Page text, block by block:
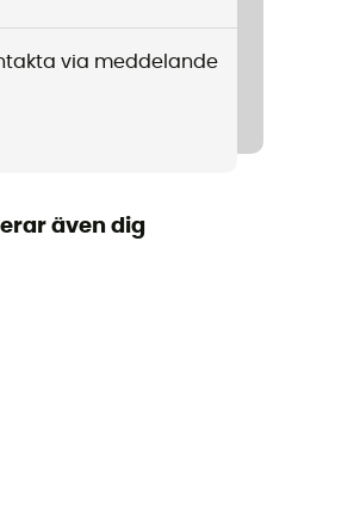
via meddelande
även dig